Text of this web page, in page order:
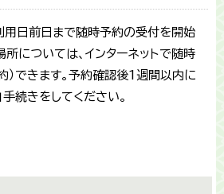
日前日まで随時予約の受付を開始
所については、インターネットで随時
）できます。予約確認後1週間以内に
続きをしてください。